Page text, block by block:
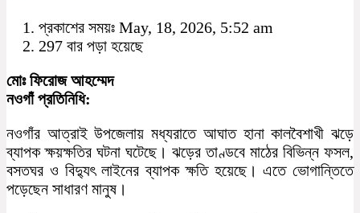
প্রকাশের সময়ঃ May, 18, 2026, 5:52 am
297 বার পড়া হয়েছে
মোঃ ফিরোজ আহম্মেদ
নওগাঁ প্রতিনিধি:
নওগাঁর আত্রাই উপজেলায় মধ্যরাতে আঘাত হানা কালবৈশাখী ঝড়ে
ব্যাপক ক্ষয়ক্ষতির ঘটনা ঘটেছে। ঝড়ের তাণ্ডবে মাঠের বিভিন্ন ফসল,
বসতঘর ও বিদ্যুৎ লাইনের ব্যাপক ক্ষতি হয়েছে। এতে ভোগান্তিতে
পড়েছেন সাধারণ মানুষ।